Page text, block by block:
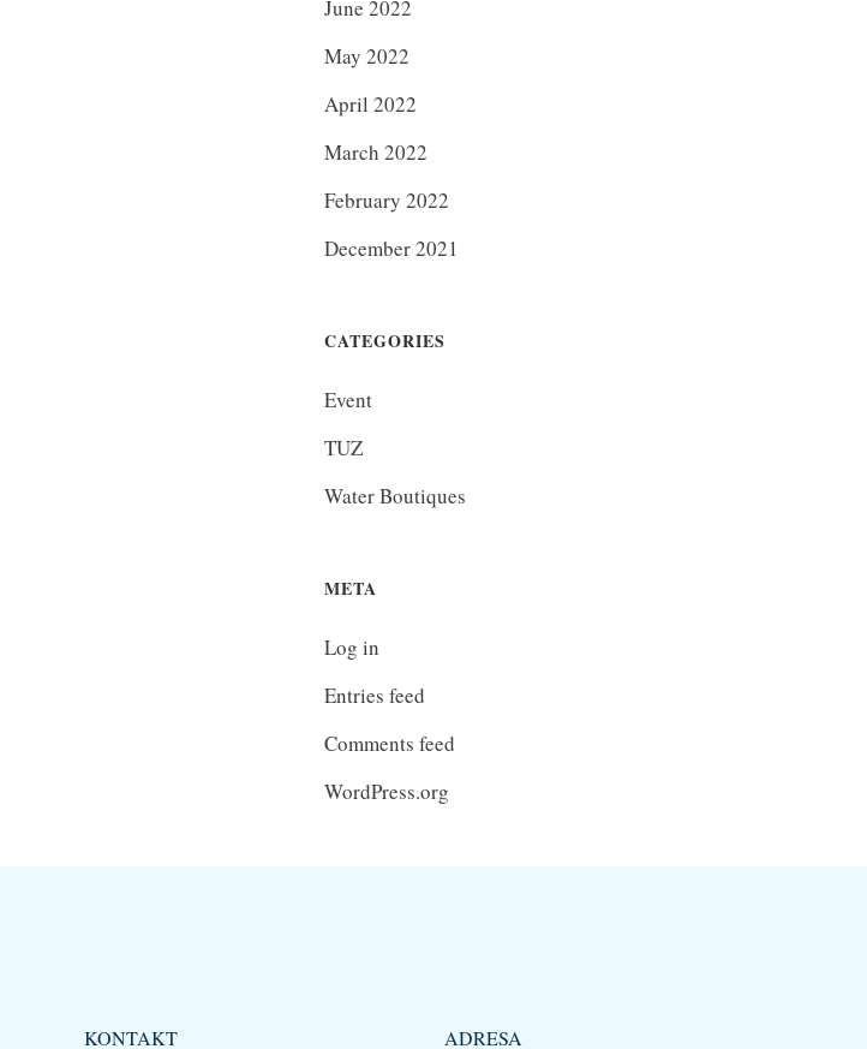
June 2022
May 2022
April 2022
March 2022
February 2022
December 2021
CATEGORIES
Event
TUZ
Water Boutiques
META
Log in
Entries feed
Comments feed
WordPress.org
KONTAKT ADRESA